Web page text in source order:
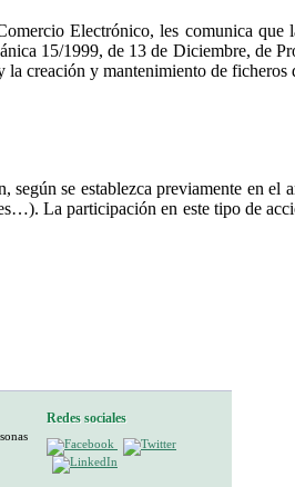
Electrónico, les comunica que
15/1999, de 13 de Diciembre, de
creación y mantenimiento de ficheros
se establezca previamente en el
La participación en este tipo de
Redes sociales